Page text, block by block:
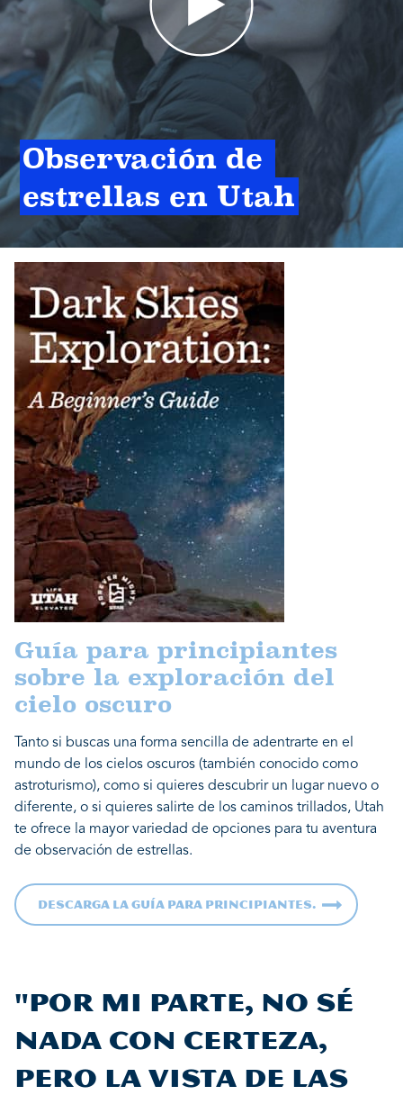
Observación de
estrellas en Utah
Guía para principiantes
sobre la exploración del
cielo oscuro
Tanto si buscas una forma sencilla de adentrarte en el
mundo de los cielos oscuros (también conocido como
astroturismo), como si quieres descubrir un lugar nuevo o
diferente, o si quieres salirte de los caminos trillados, Utah
te ofrece la mayor variedad de opciones para tu aventura
de observación de estrellas.
Descarga la guía para principiantes.
"Por mi parte, no sé
nada con certeza,
pero la vista de las